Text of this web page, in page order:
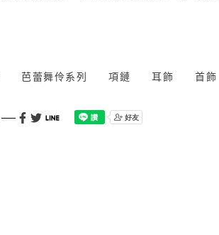
芭蕾舞伶系列 項鏈 耳飾 首飾